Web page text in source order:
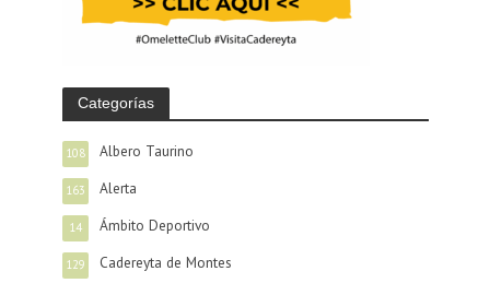
Categorías
Albero Taurino
108
Alerta
163
Ámbito Deportivo
14
Cadereyta de Montes
129